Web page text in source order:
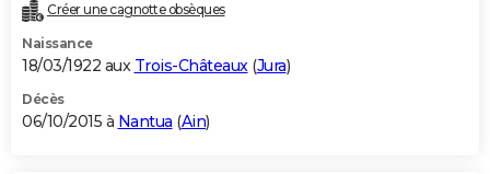
Créer une cagnotte obsèques
Naissance
18/03/1922 aux Trois-Châteaux(Jura)
Décès
06/10/2015 à Nantua (Ain)